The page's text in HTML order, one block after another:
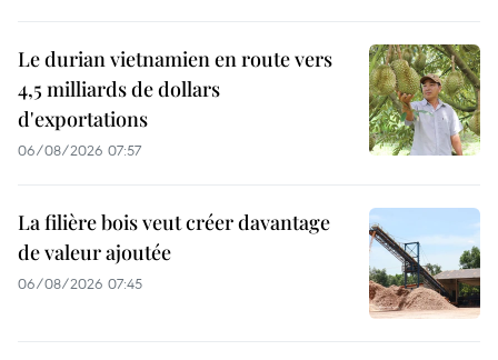
Le durian vietnamien en route vers
4,5 milliards de dollars
d'exportations
06/08/2026 07:57
La filière bois veut créer davantage
de valeur ajoutée
06/08/2026 07:45